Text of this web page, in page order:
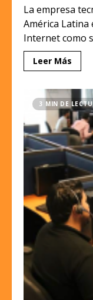
La empresa
América
Internet como
Leer Más
3 MIN DE